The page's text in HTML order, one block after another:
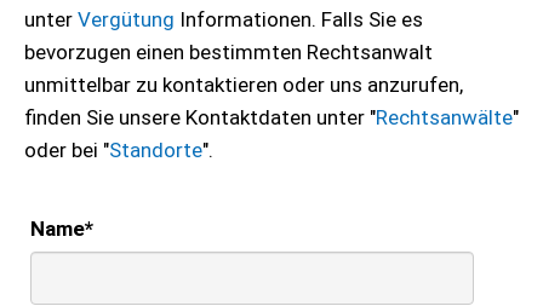
unter Vergütung Informationen. Falls Sie es
bevorzugen einen bestimmten Rechtsanwalt
unmittelbar zu kontaktieren oder uns anzurufen,
finden Sie unsere Kontaktdaten unter "Rechtsanwälte"
oder bei "Standorte".
Name*